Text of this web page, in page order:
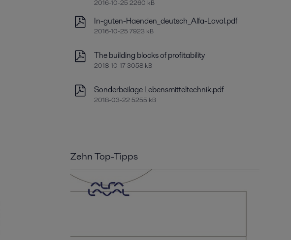
2016-10-25 2260 kB
In-guten-Haenden_deutsch_Alfa-Laval.pdf
2016-10-25 7923 kB
The building blocks of profitability
2018-10-17 3058 kB
Sonderbeilage Lebensmitteltechnik.pdf
2018-03-22 5255 kB
Zehn Top-Tipps